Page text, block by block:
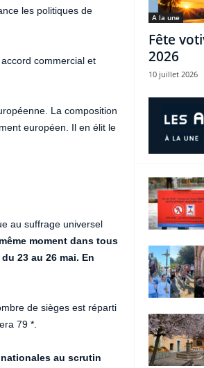
les politiques de
commercial et
La composition
européen. Il en élit le
au suffrage universel
moment dans tous
23 au 26 mai. En
de sièges est réparti
79 *.
au scrutin
A la une
Fête
2026
10 juillet 2026